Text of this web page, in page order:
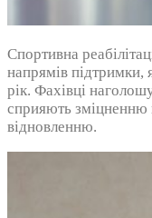
Спортивна
напрямів підтримки,
рік. Фахівці
сприяють зміцненню
відновленню.